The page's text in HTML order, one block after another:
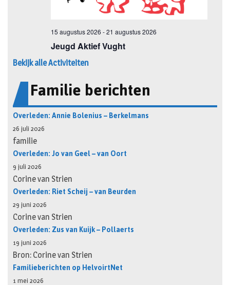
Bekijk alle Activiteiten
Familie berichten
Overleden: Annie Bolenius – Berkelmans
26 juli 2026
familie
Overleden: Jo van Geel – van Oort
9 juli 2026
Corine van Strien
Overleden: Riet Scheij – van Beurden
29 juni 2026
Corine van Strien
Overleden: Zus van Kuijk – Pollaerts
19 juni 2026
Bron: Corine van Strien
Familieberichten op HelvoirtNet
1 mei 2026